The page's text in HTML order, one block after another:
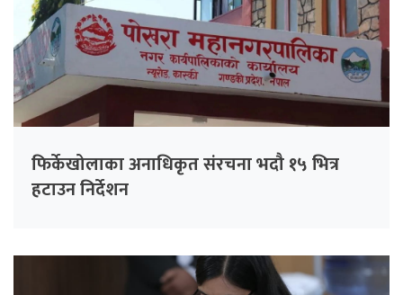
फिर्केखोलाका अनाधिकृत संरचना भदौ १५ भित्र
हटाउन निर्देशन